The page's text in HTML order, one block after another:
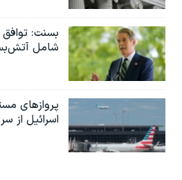
بسنت: توافق
شامل آتش‌بس ۳۰ تا ۶۰
پروازهای
اسرائیل از